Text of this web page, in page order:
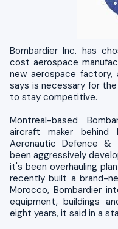
Bombardier Inc. has chosen Morocco, a burgeoning low-
cost aerospace
new aerospace
says is necessary for
to stay competitive.
Montreal-based
aircraft maker behind
Aeronautic Defence &
been aggressively
it's been overhauling
recently built a brand-
Morocco, Bombardier
equipment, buildings
eight years, it said in a